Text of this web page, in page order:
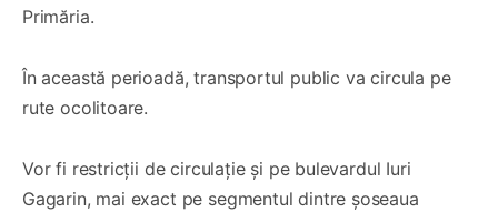
Primăria.
În această perioadă, transportul public va circula pe
rute ocolitoare.
Vor fi restricții de circulație și pe bulevardul Iuri
Gagarin, mai exact pe segmentul dintre șoseaua